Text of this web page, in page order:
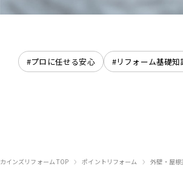
#プロに任せる安心 #リフォーム基礎知
カインズリフォーム TOP › ポイントリフォーム › 外壁・屋根